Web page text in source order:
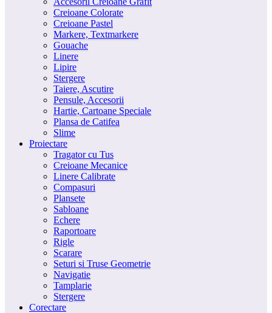
Creioane Colorate
Creioane Pastel
Markere, Textmarkere
Gouache
Linere
Lipire
Stergere
Taiere, Ascutire
Pensule, Accesorii
Hartie, Cartoane Speciale
Plansa de Catifea
Slime
Proiectare
Tragator cu Tus
Creioane Mecanice
Linere Calibrate
Compasuri
Plansete
Sabloane
Echere
Raportoare
Rigle
Scarare
Seturi si Truse Geometrie
Navigatie
Tamplarie
Stergere
Corectare